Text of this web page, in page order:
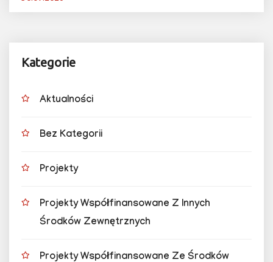
Kategorie
Aktualności
Bez Kategorii
Projekty
Projekty Współfinansowane Z Innych
Środków Zewnętrznych
Projekty Współfinansowane Ze Środków